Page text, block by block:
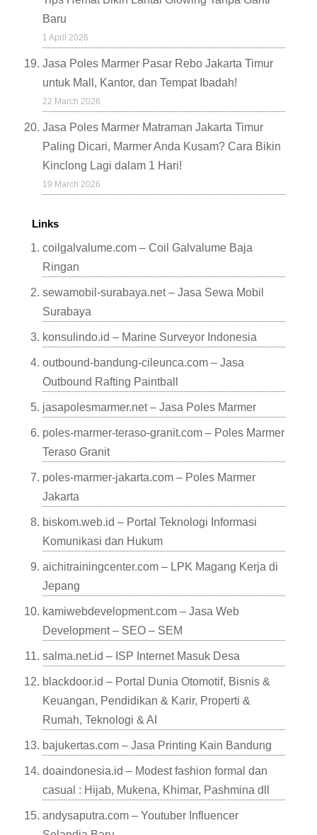
Baru
1 April 2026
Jasa Poles Marmer Pasar Rebo Jakarta Timur
untuk Mall, Kantor, dan Tempat Ibadah!
22 March 2026
Jasa Poles Marmer Matraman Jakarta Timur
Paling Dicari, Marmer Anda Kusam? Cara Bikin
Kinclong Lagi dalam 1 Hari!
19 March 2026
Links
coilgalvalume.com – Coil Galvalume Baja
Ringan
sewamobil-surabaya.net – Jasa Sewa Mobil
Surabaya
konsulindo.id – Marine Surveyor Indonesia
outbound-bandung-cileunca.com – Jasa
Outbound Rafting Paintball
jasapolesmarmer.net – Jasa Poles Marmer
poles-marmer-teraso-granit.com – Poles Marmer
Teraso Granit
poles-marmer-jakarta.com – Poles Marmer
Jakarta
biskom.web.id – Portal Teknologi Informasi
Komunikasi dan Hukum
aichitrainingcenter.com – LPK Magang Kerja di
Jepang
kamiwebdevelopment.com – Jasa Web
Development – SEO – SEM
salma.net.id – ISP Internet Masuk Desa
blackdoor.id – Portal Dunia Otomotif, Bisnis &
Keuangan, Pendidikan & Karir, Properti &
Rumah, Teknologi & AI
bajukertas.com – Jasa Printing Kain Bandung
doaindonesia.id – Modest fashion formal dan
casual : Hijab, Mukena, Khimar, Pashmina dll
andysaputra.com – Youtuber Influencer